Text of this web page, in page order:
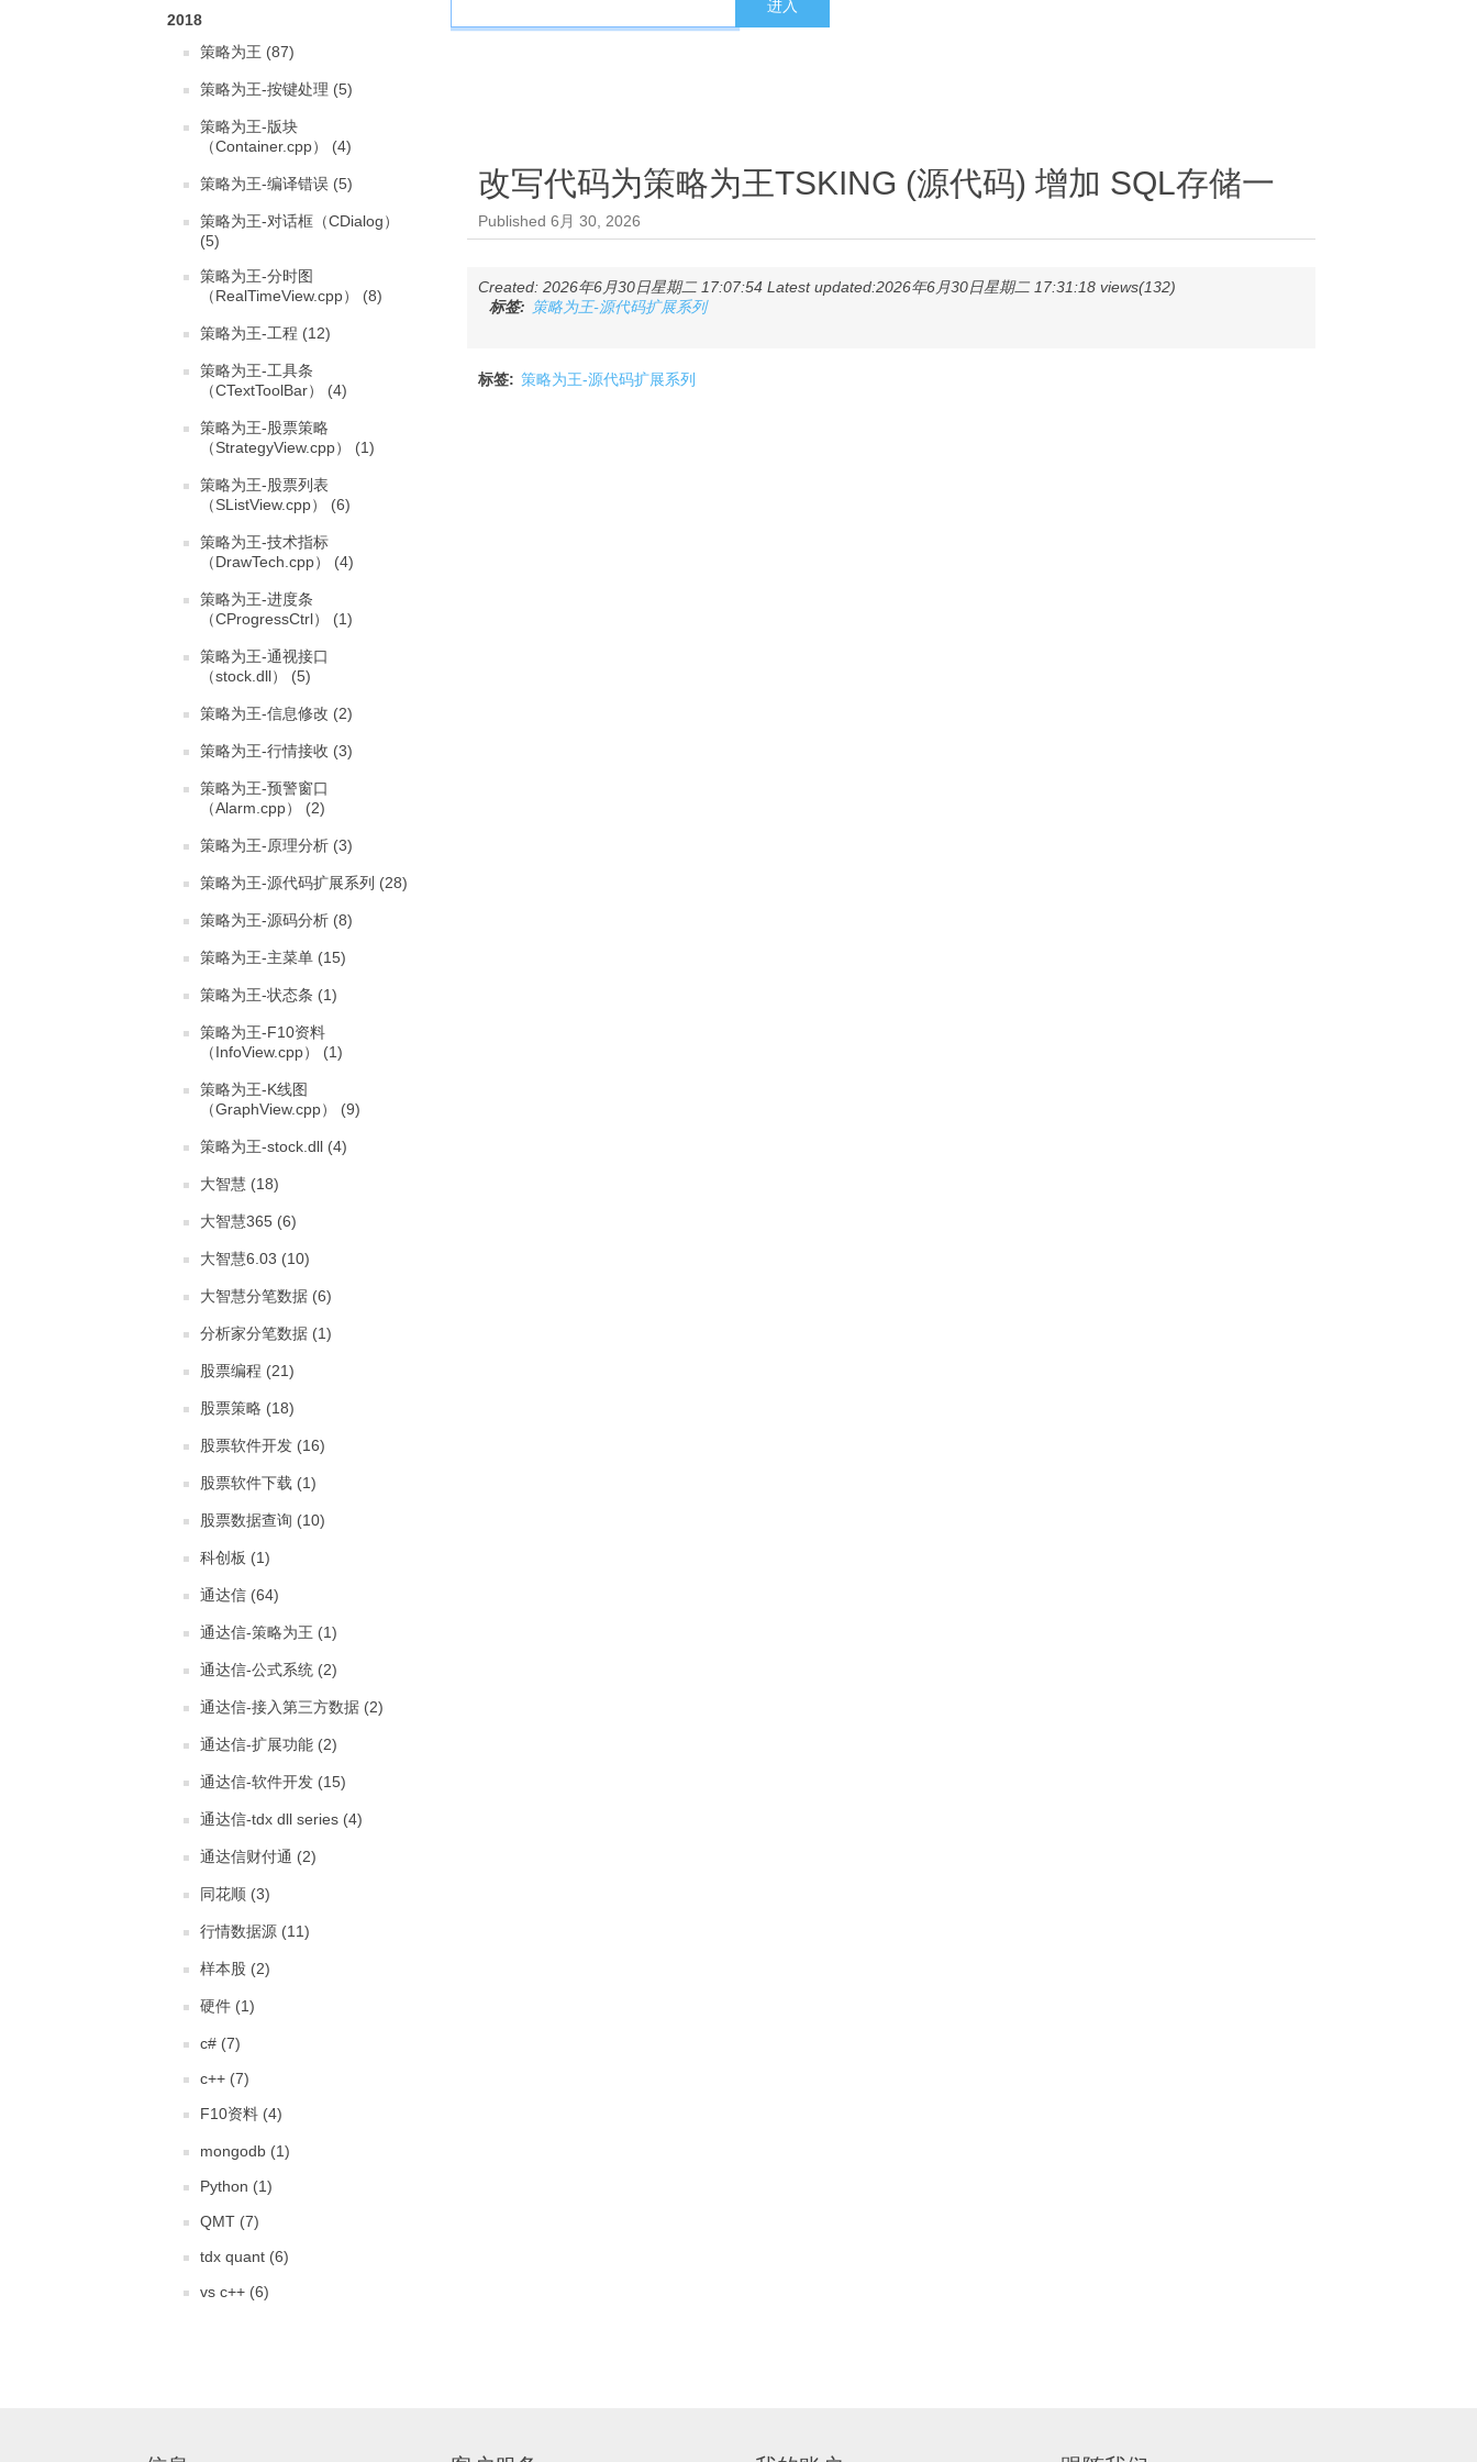
2018
策略为王 (87)
策略为王-按键处理 (5)
策略为王-版块
（Container.cpp） (4)
策略为王-编译错误 (5)
策略为王-对话框（CDialog）
(5)
策略为王-分时图
（RealTimeView.cpp） (8)
策略为王-工程 (12)
策略为王-工具条
（CTextToolBar） (4)
策略为王-股票策略
（StrategyView.cpp） (1)
策略为王-股票列表
（SListView.cpp） (6)
策略为王-技术指标
（DrawTech.cpp） (4)
策略为王-进度条
（CProgressCtrl） (1)
策略为王-通视接口
（stock.dll） (5)
策略为王-信息修改 (2)
策略为王-行情接收 (3)
策略为王-预警窗口
（Alarm.cpp） (2)
策略为王-原理分析 (3)
策略为王-源代码扩展系列 (28)
策略为王-源码分析 (8)
策略为王-主菜单 (15)
策略为王-状态条 (1)
策略为王-F10资料
（InfoView.cpp） (1)
策略为王-K线图
（GraphView.cpp） (9)
策略为王-stock.dll (4)
大智慧 (18)
大智慧365 (6)
大智慧6.03 (10)
大智慧分笔数据 (6)
分析家分笔数据 (1)
股票编程 (21)
股票策略 (18)
股票软件开发 (16)
股票软件下载 (1)
股票数据查询 (10)
科创板 (1)
通达信 (64)
通达信-策略为王 (1)
通达信-公式系统 (2)
通达信-接入第三方数据 (2)
通达信-扩展功能 (2)
通达信-软件开发 (15)
通达信-tdx dll series (4)
通达信财付通 (2)
同花顺 (3)
行情数据源 (11)
样本股 (2)
硬件 (1)
c# (7)
c++ (7)
F10资料 (4)
mongodb (1)
Python (1)
QMT (7)
tdx quant (6)
vs c++ (6)
改写代码为策略为王TSKING (源代码) 增加 SQL存储一
Published 6月 30, 2026
Created: 2026年6月30日星期二 17:07:54 Latest updated:2026年6月30日星期二 17:31:18 views(132)
标签: 策略为王-源代码扩展系列
标签: 策略为王-源代码扩展系列